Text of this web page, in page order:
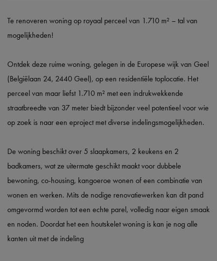
Te renoveren woning op royaal perceel van 1.710 m² – tal van
mogelijkheden!
Ontdek deze ruime woning, gelegen in de Europese wijk van Geel
(Belgiëlaan 24, 2440 Geel), op een residentiële toplocatie. Het
perceel van maar liefst 1.710 m² met een indrukwekkende
straatbreedte van 37 meter biedt bijzonder veel potentieel voor wie
op zoek is naar een eproject met diverse indelingsmogelijkheden.
De woning beschikt over 5 slaapkamers, 2 keukens en 2
badkamers, wat ze uitermate geschikt maakt voor dubbele
bewoning, co-housing, kangoeroe wonen of een combinatie van
wonen en werken. Mits de nodige renovatiewerken kan dit pand
omgevormd worden tot een echte parel, volledig naar eigen smaak
en noden. Doordat het een houtskelet woning is kan je nog alle
kanten uit met de indeling